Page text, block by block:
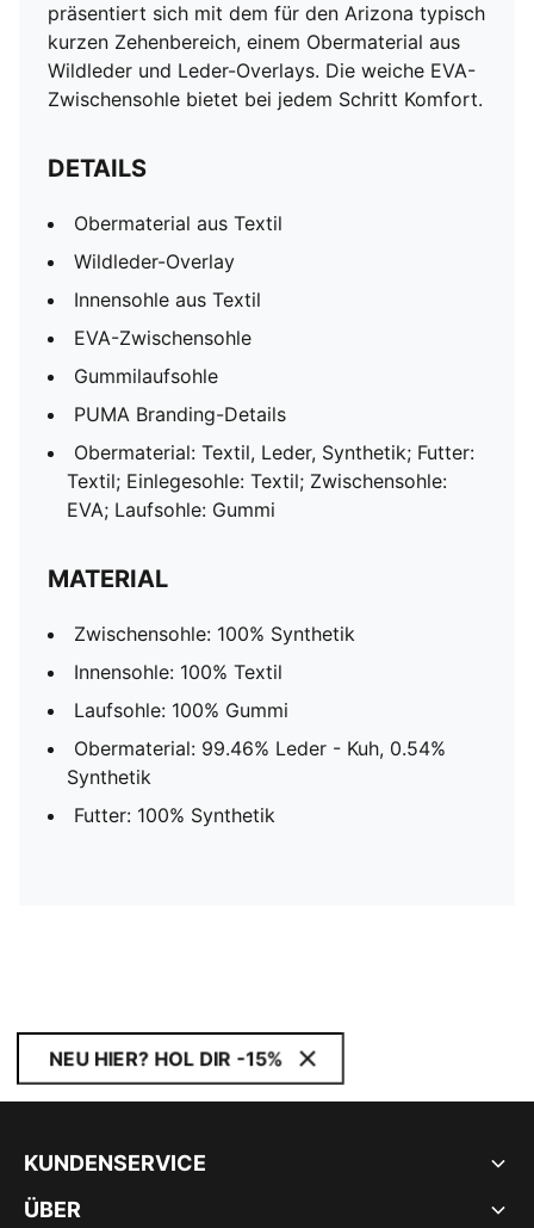
präsentiert sich mit dem für den Arizona typisch
kurzen Zehenbereich, einem Obermaterial aus
Wildleder und Leder-Overlays. Die weiche EVA-
Zwischensohle bietet bei jedem Schritt Komfort.
DETAILS
Obermaterial aus Textil
Wildleder-Overlay
Innensohle aus Textil
EVA-Zwischensohle
Gummilaufsohle
PUMA Branding-Details
Obermaterial: Textil, Leder, Synthetik; Futter:
Textil; Einlegesohle: Textil; Zwischensohle:
EVA; Laufsohle: Gummi
MATERIAL
Zwischensohle: 100% Synthetik
Innensohle: 100% Textil
Laufsohle: 100% Gummi
Obermaterial: 99.46% Leder - Kuh, 0.54%
Synthetik
Futter: 100% Synthetik
NEU HIER? HOL DIR -15%
KUNDENSERVICE
ÜBER